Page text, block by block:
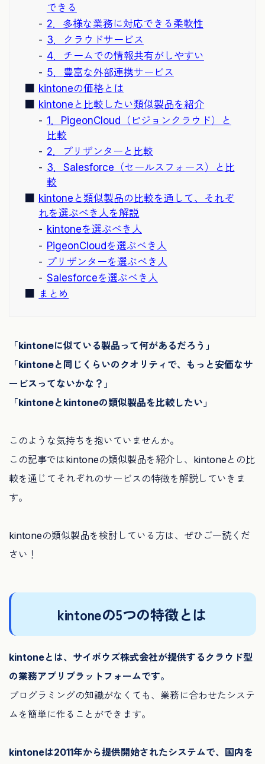
できる
2．多様な業務に対応できる柔軟性
3．クラウドサービス
4．チームでの情報共有がしやすい
5．豊富な外部連携サービス
kintoneの価格とは
kintoneと比較したい類似製品を紹介
1．PigeonCloud（ピジョンクラウド）と
比較
2．プリザンターと比較
3．Salesforce（セールスフォース）と比
較
kintoneと類似製品の比較を通して、それぞ
れを選ぶべき人を解説
kintoneを選ぶべき人
PigeonCloudを選ぶべき人
プリザンターを選ぶべき人
Salesforceを選ぶべき人
まとめ
「kintoneに似ている製品って何があるだろう」
「kintoneと同じくらいのクオリティで、もっと安価なサ
ービスってないかな？」
「kintoneとkintoneの類似製品を比較したい」
このような気持ちを抱いていませんか。
この記事ではkintoneの類似製品を紹介し、kintoneとの比
較を通じてそれぞれのサービスの特徴を解説していきま
す。
kintoneの類似製品を検討している方は、ぜひご一読くだ
さい！
kintoneの5つの特徴とは
kintoneとは、サイボウズ株式会社が提供するクラウド型
の業務アプリプラットフォームです。
プログラミングの知識がなくても、業務に合わせたシステ
ムを簡単に作ることができます。
kintoneは2011年から提供開始されたシステムで、国内を